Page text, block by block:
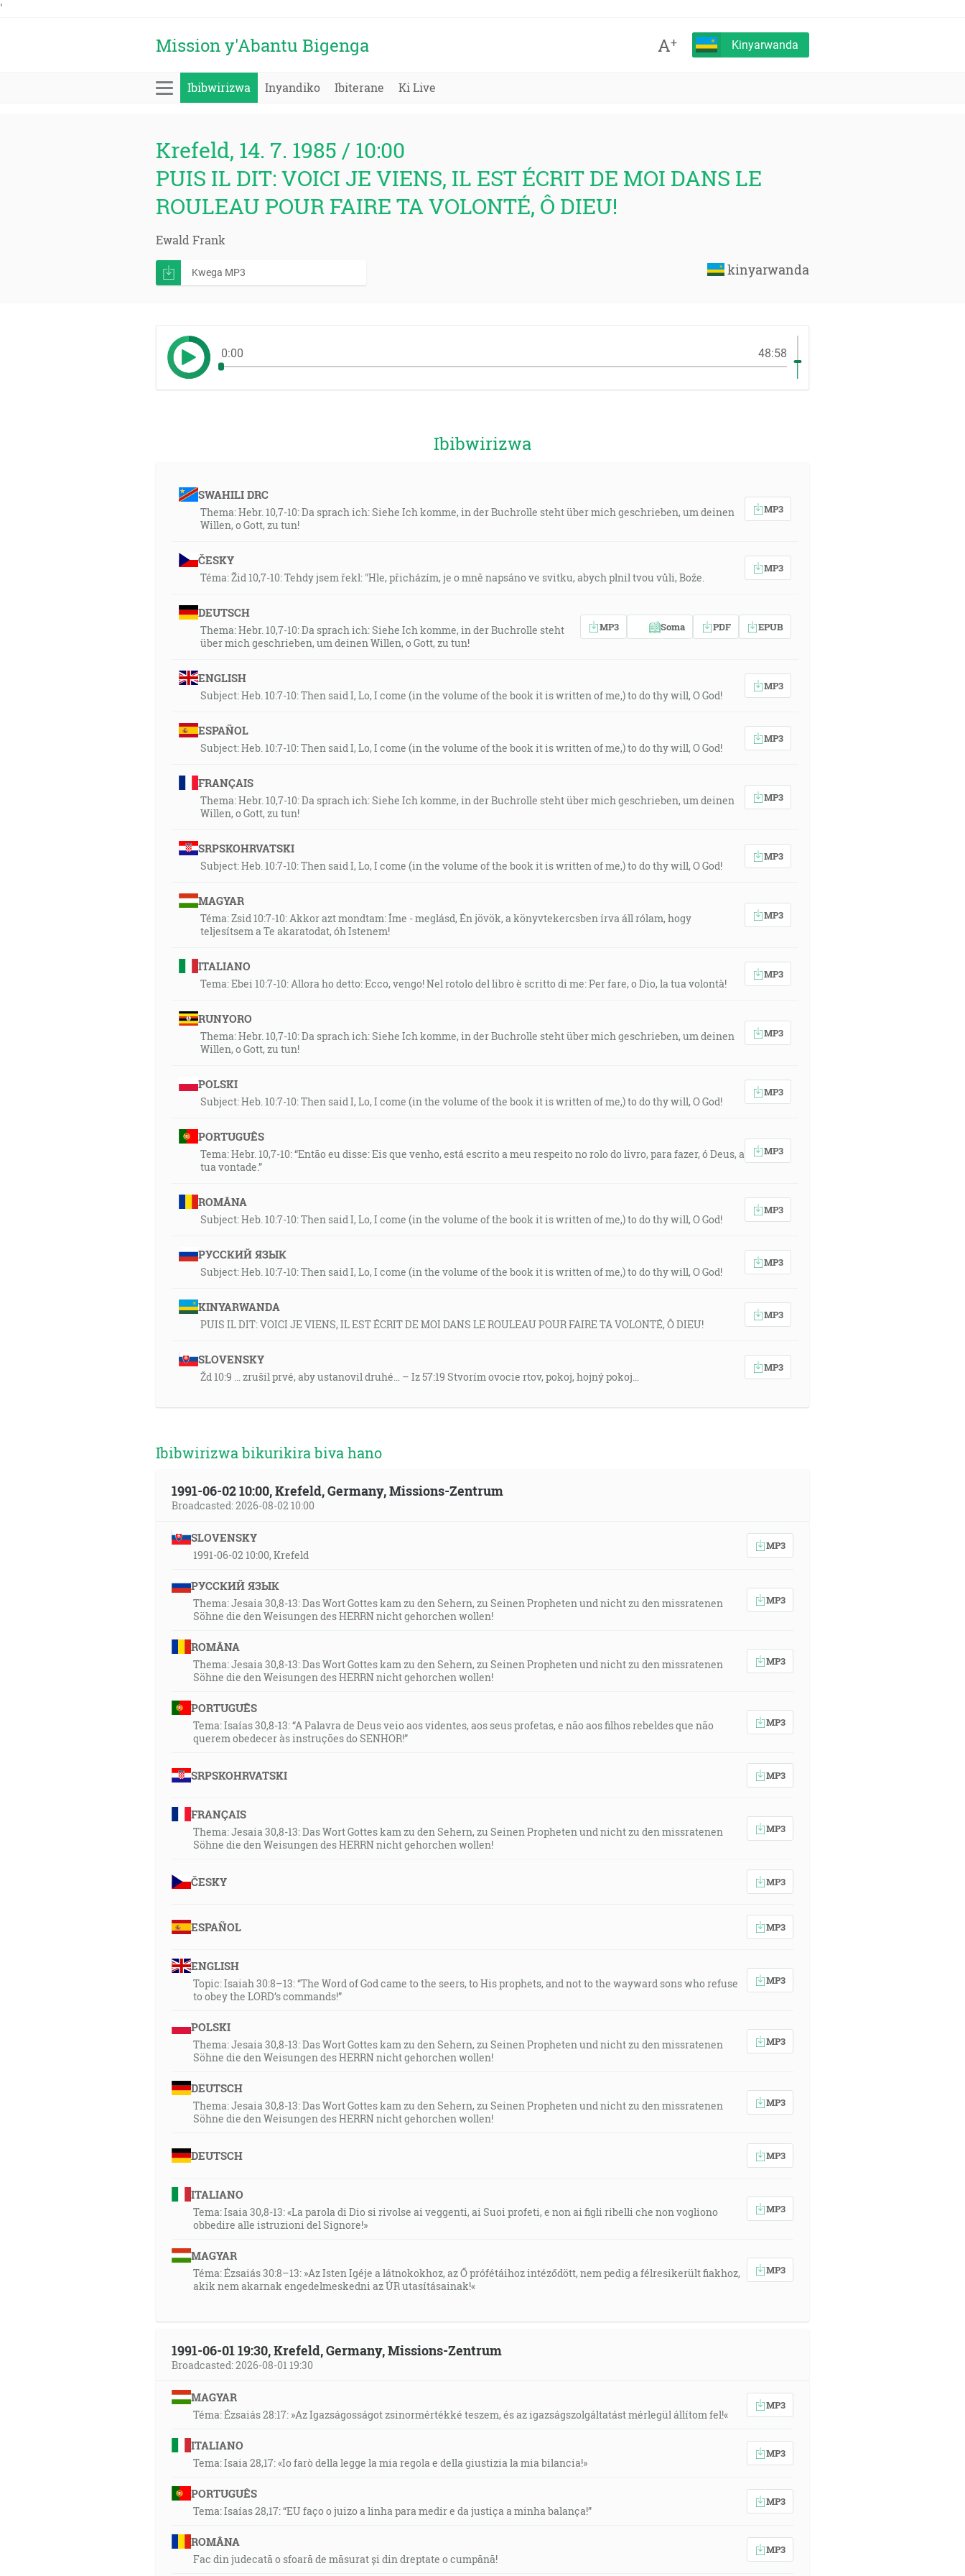
'
Mission y'Abantu Bigenga A+ Kinyarwanda
Ibibwirizwa Inyandiko Ibiterane Ki Live
Krefeld, 14. 7. 1985 / 10:00
PUIS IL DIT: VOICI JE VIENS, IL EST ÉCRIT DE MOI DANS LE
ROULEAU POUR FAIRE TA VOLONTÉ, Ô DIEU!
Ewald Frank
kinyarwanda
Kwega MP3
0:00 48:58
Ibibwirizwa
SWAHILI DRC
Thema: Hebr. 10,7-10: Da sprach ich: Siehe Ich komme, in der Buchrolle steht über mich geschrieben, um deinen
Willen, o Gott, zu tun!
MP3
ČESKY
Téma: Žid 10,7-10: Tehdy jsem řekl: "Hle, přicházím, je o mně napsáno ve svitku, abych plnil tvou vůli, Bože.
MP3
DEUTSCH
Thema: Hebr. 10,7-10: Da sprach ich: Siehe Ich komme, in der Buchrolle steht
über mich geschrieben, um deinen Willen, o Gott, zu tun!
MP3 Soma PDF EPUB
ENGLISH
Subject: Heb. 10:7-10: Then said I, Lo, I come (in the volume of the book it is written of me,) to do thy will, O God!
MP3
ESPAÑOL
Subject: Heb. 10:7-10: Then said I, Lo, I come (in the volume of the book it is written of me,) to do thy will, O God!
MP3
FRANÇAIS
Thema: Hebr. 10,7-10: Da sprach ich: Siehe Ich komme, in der Buchrolle steht über mich geschrieben, um deinen
Willen, o Gott, zu tun!
MP3
SRPSKOHRVATSKI
Subject: Heb. 10:7-10: Then said I, Lo, I come (in the volume of the book it is written of me,) to do thy will, O God!
MP3
MAGYAR
Téma: Zsid 10:7-10: Akkor azt mondtam: Íme - meglásd, Én jövök, a könyvtekercsben írva áll rólam, hogy
teljesítsem a Te akaratodat, óh Istenem!
MP3
ITALIANO
Tema: Ebei 10:7-10: Allora ho detto: Ecco, vengo! Nel rotolo del libro è scritto di me: Per fare, o Dio, la tua volontà!
MP3
RUNYORO
Thema: Hebr. 10,7-10: Da sprach ich: Siehe Ich komme, in der Buchrolle steht über mich geschrieben, um deinen
Willen, o Gott, zu tun!
MP3
POLSKI
Subject: Heb. 10:7-10: Then said I, Lo, I come (in the volume of the book it is written of me,) to do thy will, O God!
MP3
PORTUGUÊS
Tema: Hebr. 10,7-10: “Então eu disse: Eis que venho, está escrito a meu respeito no rolo do livro, para fazer, ó Deus, a
tua vontade.”
MP3
ROMÂNA
Subject: Heb. 10:7-10: Then said I, Lo, I come (in the volume of the book it is written of me,) to do thy will, O God!
MP3
РУССКИЙ ЯЗЫК
Subject: Heb. 10:7-10: Then said I, Lo, I come (in the volume of the book it is written of me,) to do thy will, O God!
MP3
KINYARWANDA
PUIS IL DIT: VOICI JE VIENS, IL EST ÉCRIT DE MOI DANS LE ROULEAU POUR FAIRE TA VOLONTÉ, Ô DIEU!
MP3
SLOVENSKY
Žd 10:9 … zrušil prvé, aby ustanovil druhé… – Iz 57:19 Stvorím ovocie rtov, pokoj, hojný pokoj…
MP3
Ibibwirizwa bikurikira biva hano
1991-06-02 10:00, Krefeld, Germany, Missions-Zentrum
Broadcasted: 2026-08-02 10:00
SLOVENSKY
1991-06-02 10:00, Krefeld
MP3
РУССКИЙ ЯЗЫК
Thema: Jesaia 30,8-13: Das Wort Gottes kam zu den Sehern, zu Seinen Propheten und nicht zu den missratenen
Söhne die den Weisungen des HERRN nicht gehorchen wollen!
MP3
ROMÂNA
Thema: Jesaia 30,8-13: Das Wort Gottes kam zu den Sehern, zu Seinen Propheten und nicht zu den missratenen
Söhne die den Weisungen des HERRN nicht gehorchen wollen!
MP3
PORTUGUÊS
Tema: Isaías 30,8-13: “A Palavra de Deus veio aos videntes, aos seus profetas, e não aos filhos rebeldes que não
querem obedecer às instruções do SENHOR!”
MP3
SRPSKOHRVATSKI MP3
FRANÇAIS
Thema: Jesaia 30,8-13: Das Wort Gottes kam zu den Sehern, zu Seinen Propheten und nicht zu den missratenen
Söhne die den Weisungen des HERRN nicht gehorchen wollen!
MP3
ČESKY MP3
ESPAÑOL MP3
ENGLISH
Topic: Isaiah 30:8–13: “The Word of God came to the seers, to His prophets, and not to the wayward sons who refuse
to obey the LORD’s commands!”
MP3
POLSKI
Thema: Jesaia 30,8-13: Das Wort Gottes kam zu den Sehern, zu Seinen Propheten und nicht zu den missratenen
Söhne die den Weisungen des HERRN nicht gehorchen wollen!
MP3
DEUTSCH
Thema: Jesaia 30,8-13: Das Wort Gottes kam zu den Sehern, zu Seinen Propheten und nicht zu den missratenen
Söhne die den Weisungen des HERRN nicht gehorchen wollen!
MP3
DEUTSCH MP3
ITALIANO
Tema: Isaia 30,8-13: «La parola di Dio si rivolse ai veggenti, ai Suoi profeti, e non ai figli ribelli che non vogliono
obbedire alle istruzioni del Signore!»
MP3
MAGYAR
Téma: Ézsaiás 30:8–13: »Az Isten Igéje a látnokokhoz, az Ő prófétáihoz intéződött, nem pedig a félresikerült fiakhoz,
akik nem akarnak engedelmeskedni az ÚR utasításainak!«
MP3
1991-06-01 19:30, Krefeld, Germany, Missions-Zentrum
Broadcasted: 2026-08-01 19:30
MAGYAR
Téma: Ézsaiás 28:17: »Az Igazságosságot zsinormértékké teszem, és az igazságszolgáltatást mérlegül állítom fel!«
MP3
ITALIANO
Tema: Isaia 28,17: «Io farò della legge la mia regola e della giustizia la mia bilancia!»
MP3
PORTUGUÊS
Tema: Isaías 28,17: “EU faço o juizo a linha para medir e da justiça a minha balança!”
MP3
ROMÂNA
Fac din judecată o sfoară de măsurat și din dreptate o cumpănă!
MP3